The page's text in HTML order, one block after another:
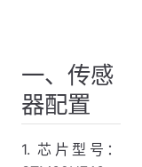
一、传感
器配置
1. 芯片型号：